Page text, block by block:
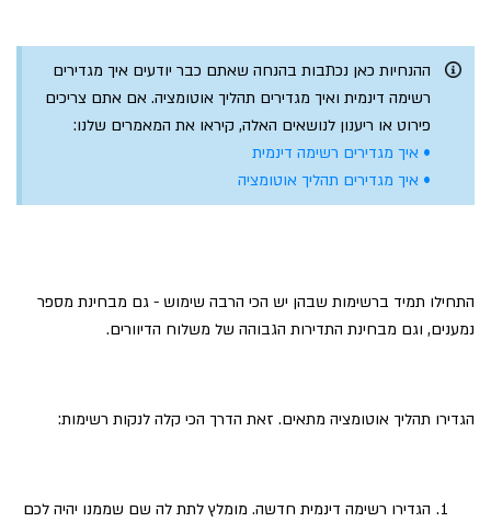
ההנחיות כאן נכתבות בהנחה שאתם כבר יודעים איך מגדירים
רשימה דינמית ואיך מגדירים תהליך אוטומציה. אם אתם צריכים
פירוט או ריענון לנושאים האלה, קיראו את המאמרים שלנו:
• איך מגדירים רשימה דינמית
• איך מגדירים תהליך אוטומציה
התחילו תמיד ברשימות שבהן יש הכי הרבה שימוש - גם מבחינת מספר
נמענים, וגם מבחינת התדירות הגבוהה של משלוח הדיוורים.
הגדירו תהליך אוטומציה מתאים. זאת הדרך הכי קלה לנקות רשימות:
הגדירו רשימה דינמית חדשה. מומלץ לתת לה שם שממנו יהיה לכם